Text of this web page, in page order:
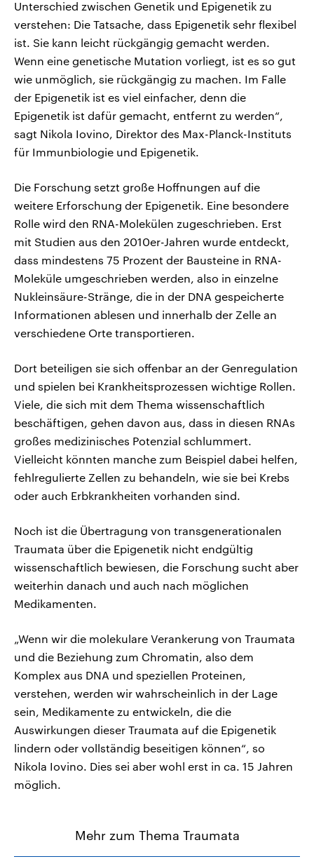
Unterschied zwischen Genetik und Epigenetik zu
verstehen: Die Tatsache, dass Epigenetik sehr flexibel
ist. Sie kann leicht rückgängig gemacht werden.
Wenn eine genetische Mutation vorliegt, ist es so gut
wie unmöglich, sie rückgängig zu machen. Im Falle
der Epigenetik ist es viel einfacher, denn die
Epigenetik ist dafür gemacht, entfernt zu werden“,
sagt Nikola Iovino, Direktor des Max-Planck-Instituts
für Immunbiologie und Epigenetik.
Die Forschung setzt große Hoffnungen auf die
weitere Erforschung der Epigenetik. Eine besondere
Rolle wird den RNA-Molekülen zugeschrieben. Erst
mit Studien aus den 2010er-Jahren wurde entdeckt,
dass mindestens 75 Prozent der Bausteine in RNA-
Moleküle umgeschrieben werden, also in einzelne
Nukleinsäure-Stränge, die in der DNA gespeicherte
Informationen ablesen und innerhalb der Zelle an
verschiedene Orte transportieren.
Dort beteiligen sie sich offenbar an der Genregulation
und spielen bei Krankheitsprozessen wichtige Rollen.
Viele, die sich mit dem Thema wissenschaftlich
beschäftigen, gehen davon aus, dass in diesen RNAs
großes medizinisches Potenzial schlummert.
Vielleicht könnten manche zum Beispiel dabei helfen,
fehlregulierte Zellen zu behandeln, wie sie bei Krebs
oder auch Erbkrankheiten vorhanden sind.
Noch ist die Übertragung von transgenerationalen
Traumata über die Epigenetik nicht endgültig
wissenschaftlich bewiesen, die Forschung sucht aber
weiterhin danach und auch nach möglichen
Medikamenten.
„Wenn wir die molekulare Verankerung von Traumata
und die Beziehung zum Chromatin, also dem
Komplex aus DNA und speziellen Proteinen,
verstehen, werden wir wahrscheinlich in der Lage
sein, Medikamente zu entwickeln, die die
Auswirkungen dieser Traumata auf die Epigenetik
lindern oder vollständig beseitigen können“, so
Nikola Iovino. Dies sei aber wohl erst in ca. 15 Jahren
möglich.
Mehr zum Thema Traumata